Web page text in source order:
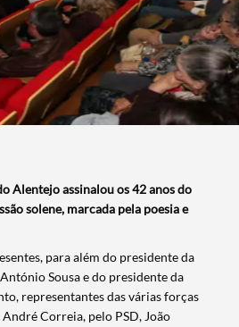
Alentejo assinalou os 42 anos do
solene, marcada pela poesia e
para além do presidente da
Sousa e do presidente da
representantes das várias forças
Correia, pelo PSD, João